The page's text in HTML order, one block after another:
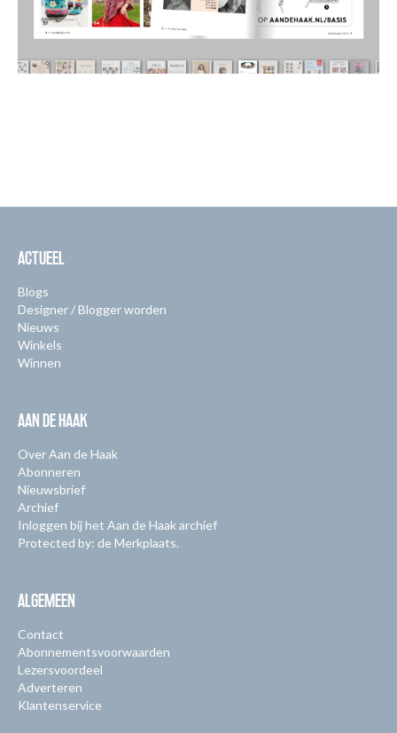
ACTUEEL
Blogs
Designer / Blogger worden
Nieuws
Winkels
Winnen
AAN DE HAAK
Over Aan de Haak
Abonneren
Nieuwsbrief
Archief
Inloggen bij het Aan de Haak archief
Protected by: de Merkplaats.
ALGEMEEN
Contact
Abonnementsvoorwaarden
Lezersvoordeel
Adverteren
Klantenservice